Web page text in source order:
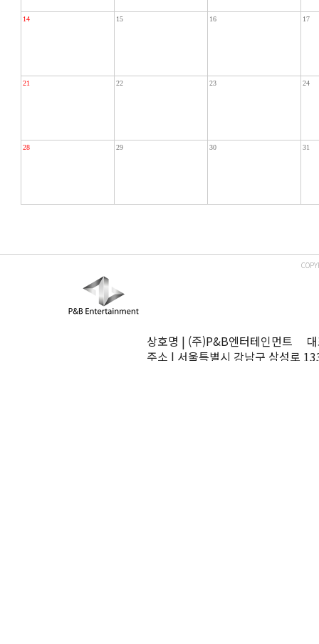
14 15 16 17
21 22 23 24
28 29 30 31
상호명 | (주)P&B엔터테인먼트
주소 | 서울특별시 강남구 삼성로